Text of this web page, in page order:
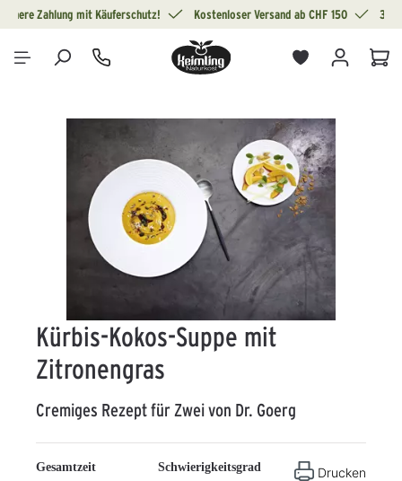
springen
Sichere Zahlung mit Käuferschutz! Kostenloser Versand ab CHF 150 30
Bildergalerie überspringen
Kürbis-Kokos-Suppe mit
Zitronengras
Cremiges Rezept für Zwei von Dr. Goerg
Gesamtzeit Schwierigkeitsgrad Drucken